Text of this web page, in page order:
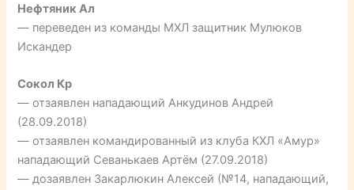
Нефтяник Ал
— переведен из команды МХЛ защитник Мулюков
Искандер
Сокол Кр
— отзаявлен нападающий Анкудинов Андрей
(28.09.2018)
— отзаявлен командированный из клуба КХЛ «Амур»
нападающий Севанькаев Артём (27.09.2018)
— дозаявлен Закарлюкин Алексей (№14, нападающий,